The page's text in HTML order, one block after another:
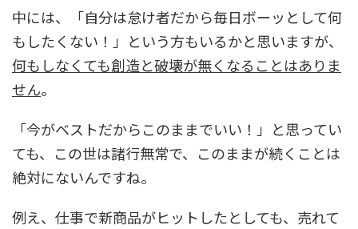
中には、「自分は怠け者だから毎日ボーッとして何
もしたくない！」という方もいるかと思いますが、
何もしなくても創造と破壊が無くなることはありま
せん。
「今がベストだからこのままでいい！」と思ってい
ても、この世は諸行無常で、このままが続くことは
絶対にないんですね。
例え、仕事で新商品がヒットしたとしても、売れて